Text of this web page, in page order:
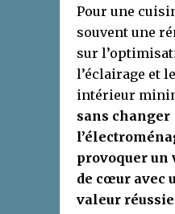
Pour une
souvent une
sur
l’éclairage et
intérieur
sans changer
provoquer un
de cœur avec
valeur réussie